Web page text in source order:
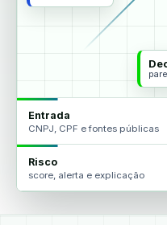
Entrada
CNPJ, CPF e fontes públicas
Risco
score, alerta e explicação